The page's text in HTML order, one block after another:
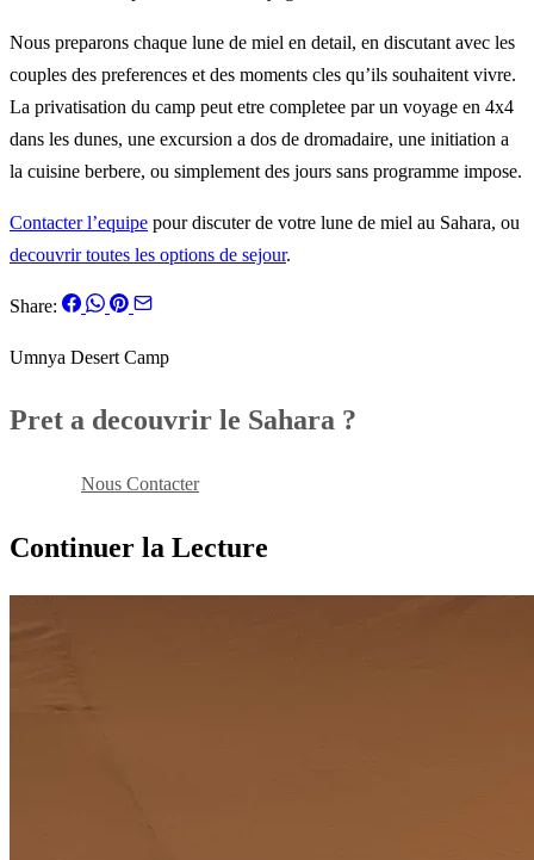
Nous preparons chaque lune de miel en detail, en discutant avec les
couples des preferences et des moments cles qu’ils souhaitent vivre.
La privatisation du camp peut etre completee par un voyage en 4x4
dans les dunes, une excursion a dos de dromadaire, une initiation a
la cuisine berbere, ou simplement des jours sans programme impose.
Contacter l’equipe pour discuter de votre lune de miel au Sahara, ou
decouvrir toutes les options de sejour.
Share:
Umnya Desert Camp
Pret a decouvrir le Sahara ?
Nous Contacter
Continuer la Lecture